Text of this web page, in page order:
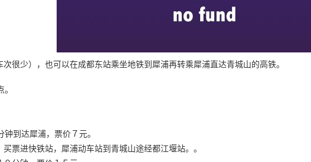
很少），也可以在成都东站乘坐地铁到犀浦再转乘犀浦直达青城山的高铁。
到达犀浦，票价７元。
票进快铁站，犀浦动车站到青城山途经都江堰站。。